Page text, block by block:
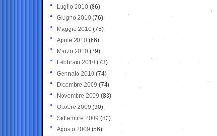
Luglio 2010 (86)
Giugno 2010 (76)
Maggio 2010 (75)
Aprile 2010 (66)
Marzo 2010 (79)
Febbraio 2010 (73)
Gennaio 2010 (74)
Dicembre 2009 (74)
Novembre 2009 (83)
Ottobre 2009 (90)
Settembre 2009 (83)
Agosto 2009 (56)